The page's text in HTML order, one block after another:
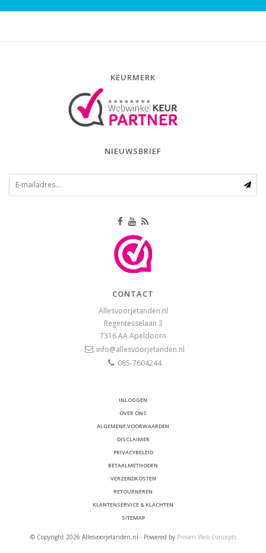
KEURMERK
NIEUWSBRIEF
CONTACT
Allesvoorjetanden.nl
Regentesselaan 3
7316 AAApeldoorn
info@allesvoorjetanden.nl
085-7604244
INLOGGEN
OVER ONS
ALGEMENE VOORWAARDEN
DISCLAIMER
PRIVACYBELEID
BETAALMETHODEN
VERZENDKOSTEN
RETOURNEREN
KLANTENSERVICE & KLACHTEN
SITEMAP
© Copyright 2026 Allesvoorjetanden.nl - Powered by Proven Web Concepts